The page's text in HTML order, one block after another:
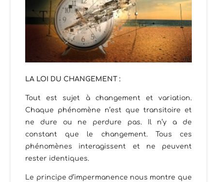
LA LOI DU CHANGEMENT :
Tout est sujet à changement et variation.
Chaque phénomène n’est que transitoire et
ne dure ou ne perdure pas. Il n’y a de
constant que le changement. Tous ces
phénomènes interagissent et ne peuvent
rester identiques.
Le principe d’impermanence nous montre que